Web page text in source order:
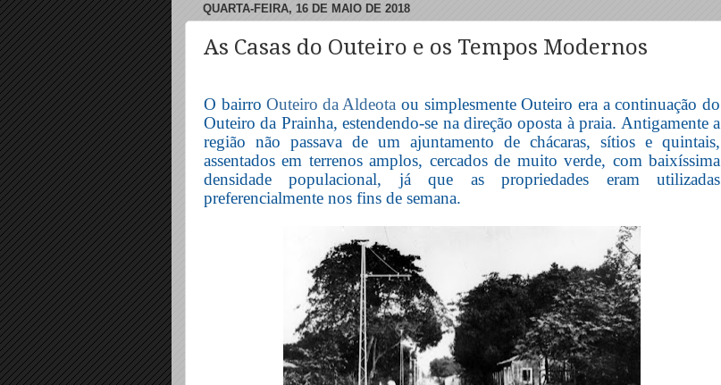
QUARTA-FEIRA, 16 DE MAIO DE 2018
As Casas do Outeiro e os Tempos Modernos
O bairroOuteiro da Aldeota ou simplesmente Outeiro era a continuação do
Outeiro da Prainha, estendendo-se na direção oposta à praia. Antigamente a
região não passava de um ajuntamento de chácaras, sítios e quintais,
assentados em terrenos amplos, cercados de muito verde, com baixíssima
densidade populacional, já que as propriedades eram utilizadas
preferencialmente nos fins de semana.